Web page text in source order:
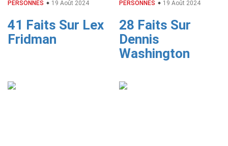
PERSONNES 19 Août 2024
41 Faits Sur Lex
Fridman
PERSONNES 19 Août 2024
28 Faits Sur
Dennis
Washington